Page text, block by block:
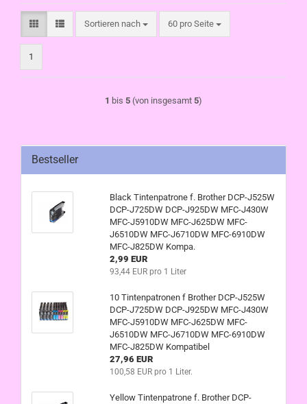
Sortieren nach
Sortieren nach 60 pro Seite
pro Seite
1
1 bis 5 (von insgesamt 5)
Bestseller
Black Tintenpatrone f. Brother DCP-J525W
DCP-J725DW DCP-J925DW MFC-J430W
MFC-J5910DW MFC-J625DW MFC-
J6510DW MFC-J6710DW MFC-6910DW
MFC-J825DW Kompa.
2,99 EUR
93,44 EUR pro 1 Liter
10 Tintenpatronen f Brother DCP-J525W
DCP-J725DW DCP-J925DW MFC-J430W
MFC-J5910DW MFC-J625DW MFC-
J6510DW MFC-J6710DW MFC-6910DW
MFC-J825DW Kompatibel
27,96 EUR
100,58 EUR pro 1 Liter.
Yellow Tintenpatrone f. Brother DCP-